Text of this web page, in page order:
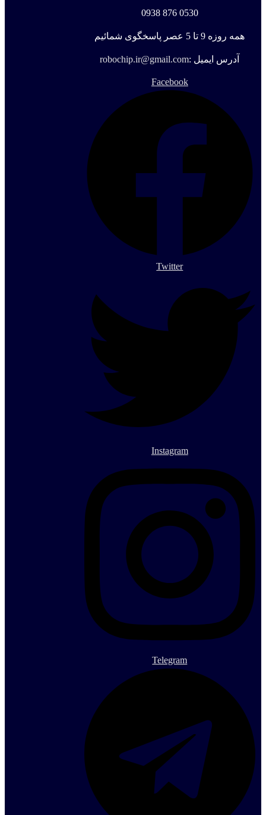
0530 876 0938
همه روزه 9 تا 5 عصر پاسخگوی شمائیم
آدرس ایمیل :robochip.ir@gmail.com
Facebook
Twitter
Instagram
Telegram